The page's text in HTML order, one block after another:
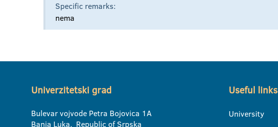
Specific remarks:
nema
Univerzitetski grad
Bulevar vojvode Petra Bojovica 1A
Banja Luka, Republic of Srpska
Useful links
University